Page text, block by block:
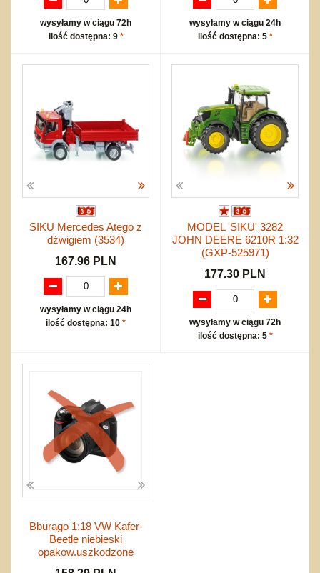
wysyłamy w ciągu 72h
ilość dostępna: 9 *
wysyłamy w ciągu 24h
ilość dostępna: 5 *
SIKU Mercedes Atego z
dźwigiem (3534)
167.96 PLN
wysyłamy w ciągu 24h
ilość dostępna: 10 *
MODEL 'SIKU' 3282
JOHN DEERE 6210R 1:32
(GXP-525971)
177.30 PLN
wysyłamy w ciągu 72h
ilość dostępna: 5 *
Bburago 1:18 VW Kafer-
Beetle niebieski
opakow.uszkodzone